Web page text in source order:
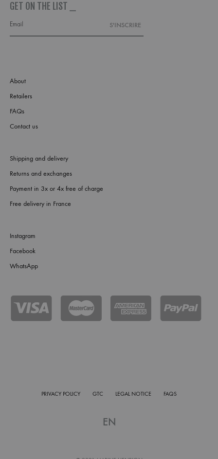
GET ON THE LIST _
About
Retailers
FAQs
Contact us
Shipping and delivery
Returns and exchanges
Payment in 3x or 4x free of charge
Free delivery in France
Instagram
Facebook
WhatsApp
PRIVACY POLICY GTC LEGAL NOTICE FAQS
EN